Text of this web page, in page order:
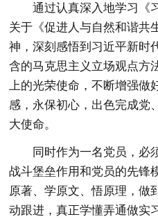
通过认真深入地学习《
关于《促进人与自然和谐共
神，深刻感悟到习近平新时
含的马克思主义立场观点方
上的光荣使命，不断增强
感，永保初心，出色完成党
大使命。
同时作为一名党员，必
战斗堡垒作用和党员的先锋
原著、学原文、悟原理，做
动跟进，真正学懂弄通做实